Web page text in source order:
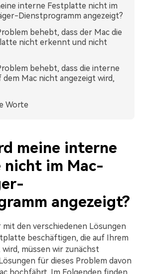
interne Festplatte nicht im
Dienstprogramm angezeigt?
behebt, dass der Mac die
nicht erkennt und nicht
behebt, dass die interne
Mac nicht angezeigt wird,
Worte
meine interne
im Mac-
angezeigt?
den verschiedenen Lösungen
beschäftigen, die auf Ihrem
müssen wir zunächst
für dieses Problem davon